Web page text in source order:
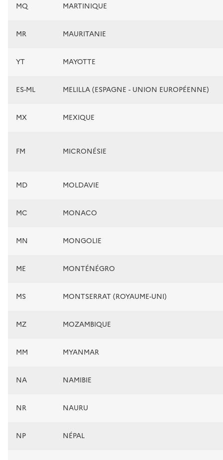
MQ MARTINIQUE
MR MAURITANIE
YT MAYOTTE
ES-ML MELILLA (ESPAGNE - UNION EUROPÉENNE)
MX MEXIQUE
FM MICRONÉSIE
MD MOLDAVIE
MC MONACO
MN MONGOLIE
ME MONTÉNÉGRO
MS MONTSERRAT (ROYAUME-UNI)
MZ MOZAMBIQUE
MM MYANMAR
NA NAMIBIE
NR NAURU
NP NÉPAL